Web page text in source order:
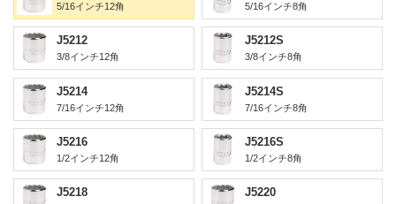
5/16インチ12角 5/16インチ8角
J5212
3/8インチ12角
J5212S
3/8インチ8角
J5214
7/16インチ12角
J5214S
7/16インチ8角
J5216
1/2インチ12角
J5216S
1/2インチ8角
J5218 J5220